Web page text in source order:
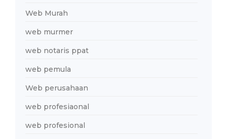
Web Murah
web murmer
web notaris ppat
web pemula
Web perusahaan
web profesiaonal
web profesional